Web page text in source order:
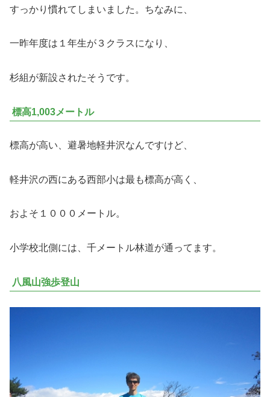
すっかり慣れてしまいました。ちなみに、
一昨年度は１年生が３クラスになり、
杉組が新設されたそうです。
標高1,003メートル
標高が高い、避暑地軽井沢なんですけど、
軽井沢の西にある西部小は最も標高が高く、
およそ１０００メートル。
小学校北側には、千メートル林道が通ってます。
八風山強歩登山